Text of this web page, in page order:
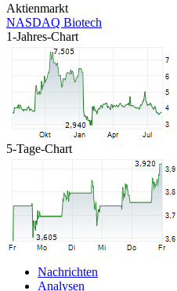
Aktienmarkt
NASDAQ Biotech
1-Jahres-Chart
5-Tage-Chart
Nachrichten
Analysen